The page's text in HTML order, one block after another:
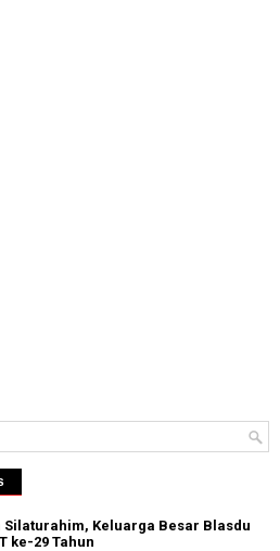
Silaturahim, Keluarga Besar Blasdu
ke-29 Tahun